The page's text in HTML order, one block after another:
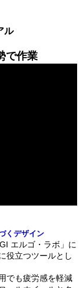
ル
で作業
くデザイン
エルゴ・ラボ」に
役立つツールとし
でも疲労感を軽減